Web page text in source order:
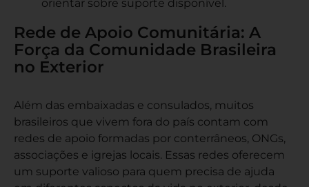
orientar sobre suporte disponível.
Rede de Apoio Comunitária: A
Força da Comunidade Brasileira
no Exterior
Além das embaixadas e consulados, muitos
brasileiros que vivem fora do país contam com
redes de apoio formadas por conterrâneos, ONGs,
associações e igrejas locais. Essas redes oferecem
um suporte valioso para quem precisa de ajuda